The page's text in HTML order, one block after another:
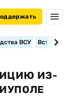
ВСУ
ИЗ-